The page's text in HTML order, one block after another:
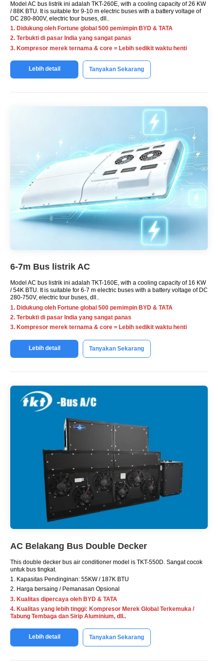
Model AC bus listrik ini adalah TKT-260E, with a cooling capacity of26 KW
/ 88K BTU. It is suitable for 9-10 m electric buses with a battery voltage of
DC 280-800V, electric tour buses, dll..
1. Didukung oleh Fortune global 500 pemimpin BYD & TATA
2. Terbukti di pasar India yang sangat panas
3. Kompresor merek ternama & core = Lebih sedikit waktu henti
Lebih detail Tanyakan Sekarang
6-7m Bus listrik AC
Model AC bus listrik ini adalah TKT-160E, with a cooling capacity of16 KW
/ 54K BTU. It is suitable for 6-7 m electric buses with a battery voltage of DC
280-750V, electric tour buses, dll..
1. Didukung oleh Fortune global 500 pemimpin BYD & TATA
2. Terbukti di pasar India yang sangat panas
3. Kompresor merek ternama & core = Lebih sedikit waktu henti
Lebih detail Tanyakan Sekarang
AC Belakang Bus Double Decker
This double decker bus air conditioner model is TKT-550D. Sangat cocok
untuk bus tingkat.
1. Kapasitas Pendinginan: 55KW / 187K BTU
2. Harga bersaing / Pemanasan Opsional
3. Kualitas dipercaya oleh BYD & TATA
4. Kualitas yang lebih tinggi: Kompresor Merek Global Terkemuka /
Tabung Tembaga dan Sirip Aluminium, dll..
Lebih detail Tanyakan Sekarang